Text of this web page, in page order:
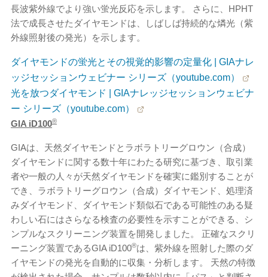
長波紫外線でより強い蛍光反応を示します。 さらに、HPHT
法で成長させたダイヤモンドは、しばしば持続的な燐光（紫
外線照射後の発光）を示します。
ダイヤモンドの蛍光とその視覚的影響の定量化 | GIAナレ
ッジセッションウェビナー シリーズ（youtube.com）
光を放つダイヤモンド | GIAナレッジセッションウェビナ
ー シリーズ（youtube.com）
GIA iD100®
GIAは、天然ダイヤモンドとラボラトリーグロウン（合成）
ダイヤモンドに関する数十年にわたる研究に基づき、取引業
者や一般の人々が天然ダイヤモンドを確実に鑑別することが
でき、ラボラトリーグロウン（合成）ダイヤモンド、処理済
みダイヤモンド、ダイヤモンド類似石である可能性のある疑
わしい石にはさらなる検査の必要性を示すことができる、シ
ンプルなスクリーニング装置を開発しました。 正確なスクリ
ーニング装置であるGIA iD100®は、紫外線を照射した際のダ
イヤモンドの発光を自動的に収集・分析します。 天然の特徴